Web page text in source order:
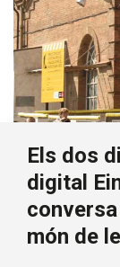
Els dos
digital
món de